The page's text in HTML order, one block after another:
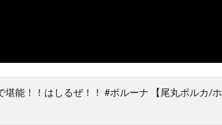
堪能！！はしるぜ！！ #ポルーナ 【尾丸ポルカ/ホ